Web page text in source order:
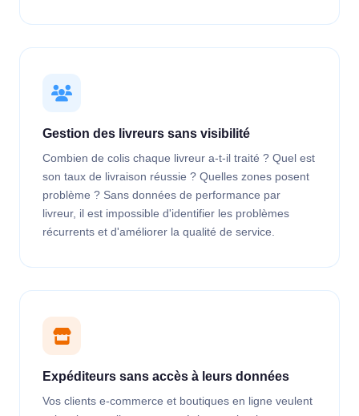
Gestion des livreurs sans visibilité
Combien de colis chaque livreur a-t-il traité ? Quel est
son taux de livraison réussie ? Quelles zones posent
problème ? Sans données de performance par
livreur, il est impossible d'identifier les problèmes
récurrents et d'améliorer la qualité de service.
Expéditeurs sans accès à leurs données
Vos clients e-commerce et boutiques en ligne veulent